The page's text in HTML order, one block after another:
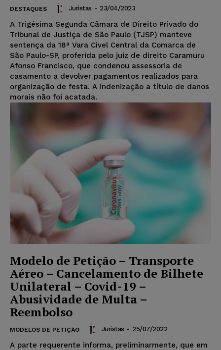
DESTAQUES Juristas - 23/04/2023
A Trigésima Segunda Câmara de Direito Privado do
Tribunal de Justiça de São Paulo (TJSP) manteve
sentença da 18ª Vara Cível Central da Comarca de
São Paulo-SP, proferida pelo juiz de direito Caramuru
Afonso Francisco, que condenou assessoria de
casamento a devolver pagamentos realizados para
organização de festa. A indenização a título de danos
morais não foi acatada.
Modelo de Petição – Transporte
Aéreo – Cancelamento de Bilhete
Unilateral – Covid-19 –
Abusividade de Multa –
Reembolso
MODELOS DE PETIÇÃO Juristas - 25/07/2022
A parte requerente informa, preliminarmente, que em